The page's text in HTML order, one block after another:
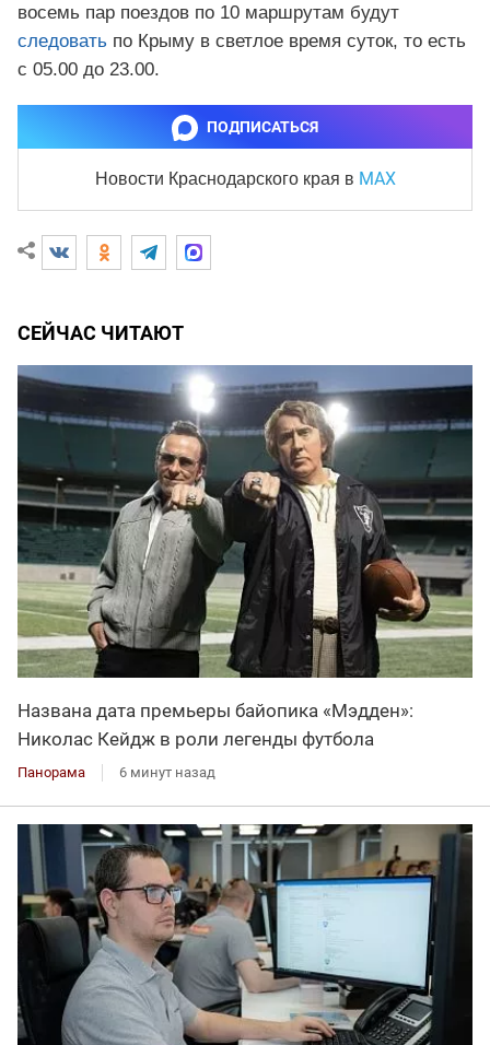
восемь пар поездов по 10 маршрутам будут
следовать по Крыму в светлое время суток, то есть
с 05.00 до 23.00.
ПОДПИСАТЬСЯ
Новости Краснодарского края в MAX
СЕЙЧАС ЧИТАЮТ
Названа дата премьеры байопика «Мэдден»:
Николас Кейдж в роли легенды футбола
Панорама 6 минут назад